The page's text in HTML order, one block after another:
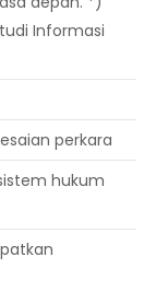
Informasi
perkara
hukum